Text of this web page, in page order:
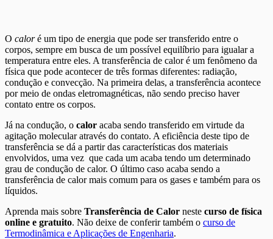
O caloré um tipo de energia que pode ser transferido entre o
corpos, sempre em busca de um possível equilíbrio para igualar a
temperatura entre eles. A transferência de calor é um fenômeno da
física que pode acontecer de três formas diferentes: radiação,
condução e convecção. Na primeira delas, a transferência acontece
por meio de ondas eletromagnéticas, não sendo preciso haver
contato entre os corpos.
Já na condução, o calor acaba sendo transferido em virtude da
agitação molecular através do contato. A eficiência deste tipo de
transferência se dá a partir das características dos materiais
envolvidos, uma vez que cada um acaba tendo um determinado
grau de condução de calor. O último caso acaba sendo a
transferência de calor mais comum para os gases e também para os
líquidos.
Aprenda mais sobre Transferência de Calor neste curso de física
online e gratuito. Não deixe de conferir também o curso de
Termodinâmica e Aplicações de Engenharia.